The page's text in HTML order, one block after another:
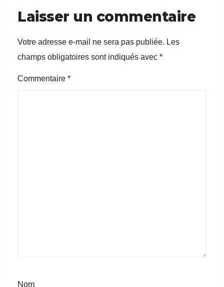
Laisser un commentaire
Votre adresse e-mail ne sera pas publiée. Les
champs obligatoires sont indiqués avec *
Commentaire *
Nom